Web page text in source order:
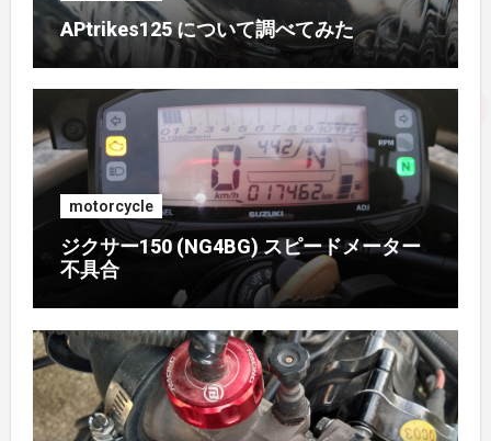
2016年9月 (3)
2016年8月 (2)
2016年7月 (1)
2016年6月 (3)
2016年5月 (4)
2016年4月 (2)
2015年11月 (2)
APtrikes125 について調べてみた
motorcycle
ジクサー150 (NG4BG) スピードメーター
不具合